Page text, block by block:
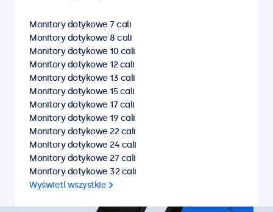
Monitory dotykowe 7 cali
Monitory dotykowe 8 cali
Monitory dotykowe 10 cali
Monitory dotykowe 12 cali
Monitory dotykowe 13 cali
Monitory dotykowe 15 cali
Monitory dotykowe 17 cali
Monitory dotykowe 19 cali
Monitory dotykowe 22 cali
Monitory dotykowe 24 cali
Monitory dotykowe 27 cali
Monitory dotykowe 32 cali
Wyświetl wszystkie